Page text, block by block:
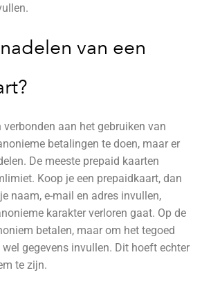
van een
verbonden aan het gebruiken van
betalingen te doen, maar er
De meeste prepaid kaarten
Koop je een prepaidkaart, dan
naam, e-mail en adres invullen,
karakter verloren gaat. Op de
betalen, maar om het tegoed
gegevens invullen. Dit hoeft echter
te zijn.